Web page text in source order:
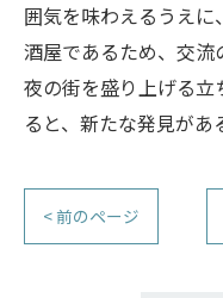
囲気を味わえるうえ
酒屋であるため、交流
夜の街を盛り上げる立
ると、新たな発見があ
< 前のページ